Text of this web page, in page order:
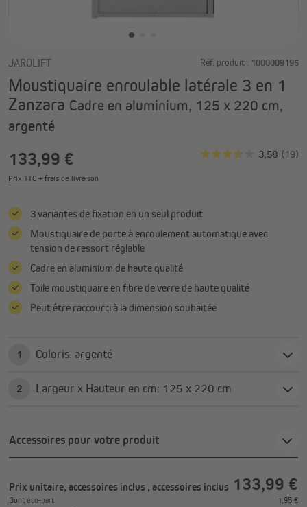
JAROLIFT Réf. produit : 1000009195
Moustiquaire enroulable latérale 3 en 1
Zanzara Cadre en aluminium, 125 x 220 cm,
argenté
133,99 €
Prix TTC + frais de livraison
3 variantes de fixation en un seul produit
Moustiquaire de porte à enroulement automatique avec
tension de ressort réglable
Cadre en aluminium de haute qualité
Toile moustiquaire en fibre de verre de haute qualité
Peut être raccourci à la dimension souhaitée
1 Coloris: argenté
2 Largeur x Hauteur en cm: 125 x 220 cm
Accessoires pour votre produit
Prix unitaire, accessoires inclus , accessoires inclus 133,99 €
Dont éco-part
1,95 €